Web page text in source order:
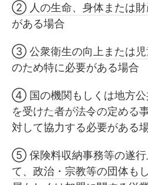
② 人の生命、身体または財
がある場合
③ 公衆衛生の向上または児
のため特に必要がある場合
④ 国の機関もしくは地方公
を受けた者が法令の定める
対して協力する必要がある
⑤ 保険料収納事務等の遂行
て、政治・宗教等の団体も